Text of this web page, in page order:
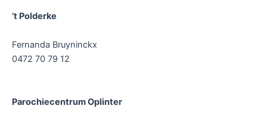
’t Polderke
Fernanda Bruyninckx
0472 70 79 12
Parochiecentrum Oplinter